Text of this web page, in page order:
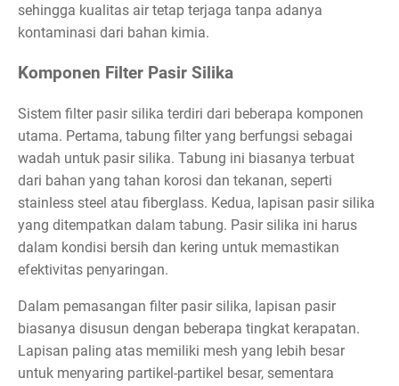
sehingga kualitas air tetap terjaga tanpa adanya
kontaminasi dari bahan kimia.
Komponen Filter Pasir Silika
Sistem filter pasir silika terdiri dari beberapa komponen
utama. Pertama, tabung filter yang berfungsi sebagai
wadah untuk pasir silika. Tabung ini biasanya terbuat
dari bahan yang tahan korosi dan tekanan, seperti
stainless steel atau fiberglass. Kedua, lapisan pasir silika
yang ditempatkan dalam tabung. Pasir silika ini harus
dalam kondisi bersih dan kering untuk memastikan
efektivitas penyaringan.
Dalam pemasangan filter pasir silika, lapisan pasir
biasanya disusun dengan beberapa tingkat kerapatan.
Lapisan paling atas memiliki mesh yang lebih besar
untuk menyaring partikel-partikel besar, sementara